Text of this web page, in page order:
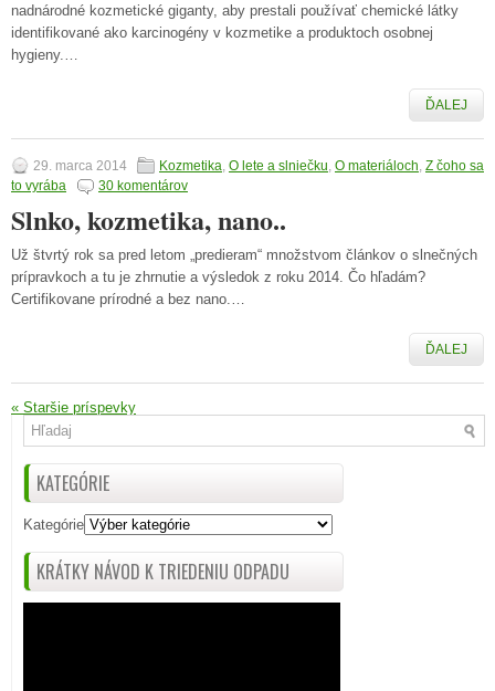
nadnárodné kozmetické giganty, aby prestali používať chemické látky
identifikované ako karcinogény v kozmetike a produktoch osobnej
hygieny.…
ĎALEJ
29. marca 2014 Kozmetika O lete a slniečku O materiáloch Z čoho sa
to vyrába
30 komentárov
Slnko, kozmetika, nano..
Už štvrtý rok sa pred letom „predieram“ množstvom článkov o slnečných
prípravkoch a tu je zhrnutie a výsledok z roku 2014. Čo hľadám?
Certifikovane prírodné a bez nano.…
ĎALEJ
« Staršie príspevky
KATEGÓRIE
Kategórie
KRÁTKY NÁVOD K TRIEDENIU ODPADU